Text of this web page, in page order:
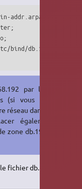
addr.arpa" {
bind/db.192";
par les trois
(si vous êtes en
réseau dans l'ordre
également le
zone db.192 par le
fichier db.192 depuis